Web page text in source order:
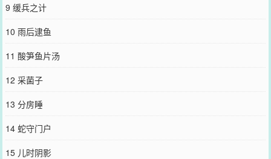
9 缓兵之计
10 雨后逮鱼
11 酸笋鱼片汤
12 采菌子
13 分房睡
14 蛇守门户
15 儿时阴影